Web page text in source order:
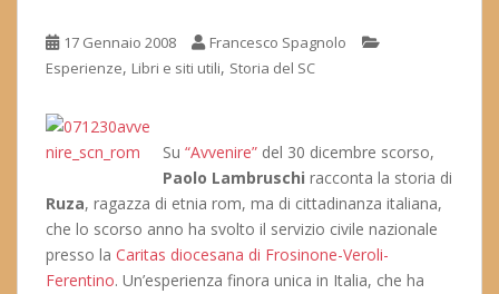
17 Gennaio 2008
Francesco Spagnolo
Esperienze, Libri e siti utili, Storia del SC
Su “Avvenire” del 30 dicembre scorso,
Paolo Lambruschi racconta la storia di
Ruza, ragazza di etnia rom, ma di cittadinanza italiana,
che lo scorso anno ha svolto il servizio civile nazionale
presso la Caritas diocesana di Frosinone-Veroli-
Ferentino. Un’esperienza finora unica in Italia, che ha